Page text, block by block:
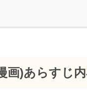
画)あらすじ